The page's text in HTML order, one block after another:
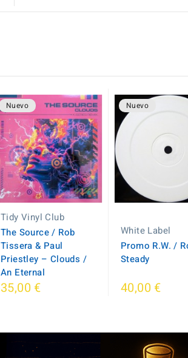
Nuevo
Tidy Vinyl Club
The Source / Rob
Tissera & Paul
Priestley – Clouds /
An Eternal
35,00 €
Nuevo
White Label
Promo R.W. /
Steady
40,00 €